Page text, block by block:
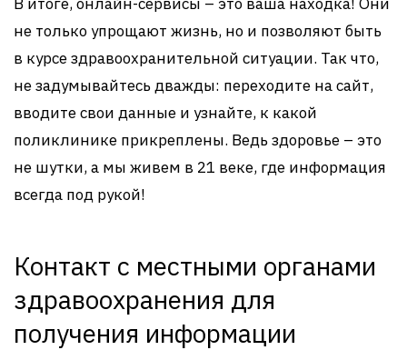
не только упрощают жизнь, но и позволяют быть
в курсе здравоохранительной ситуации. Так что,
не задумывайтесь дважды: переходите на сайт,
вводите свои данные и узнайте, к какой
поликлинике прикреплены. Ведь здоровье – это
не шутки, а мы живем в 21 веке, где информация
всегда под рукой!
Контакт с местными органами
здравоохранения для
получения информации